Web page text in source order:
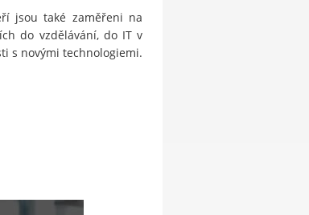
jsou také zaměřeni na
do vzdělávání, do IT v
s novými technologiemi.